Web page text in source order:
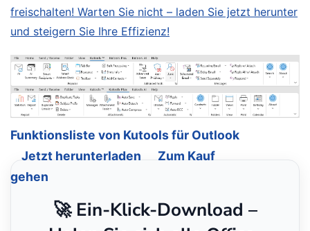
freischalten! Warten Sie nicht – laden Sie jetzt herunter
und steigern Sie Ihre Effizienz!
Funktionsliste von Kutools für Outlook
Jetzt herunterladen
Zum Kauf
gehen
🚀 Ein-Klick-Download –